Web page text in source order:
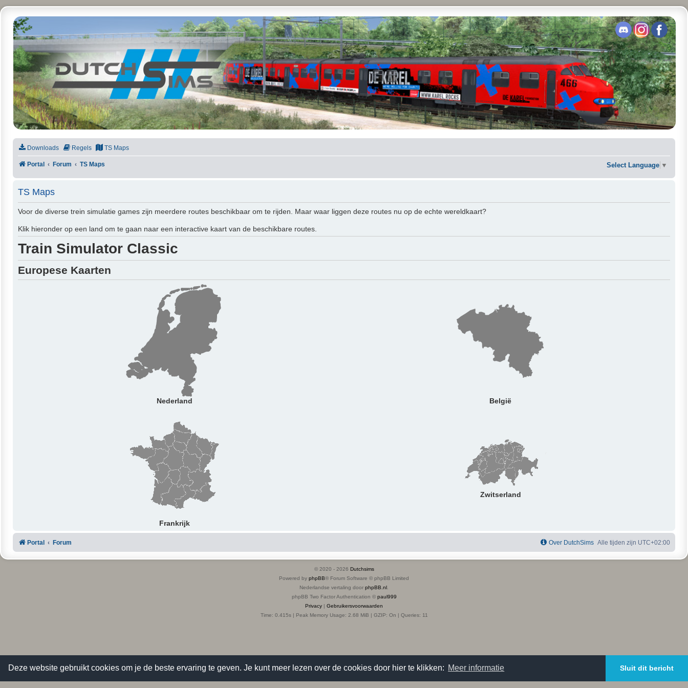
Deze website gebruikt cookies om je de beste ervaring te geven. Je kunt meer lezen over de cookies door hier te klikken: Meer informatie Sluit dit bericht
DutchSims
Downloads Regels TS Maps
Portal Forum TS Maps Select Language ▼
TS Maps
Voor de diverse trein simulatie games zijn meerdere routes beschikbaar om te rijden. Maar waar liggen deze routes nu op de echte wereldkaart?
Klik hieronder op een land om te gaan naar een interactive kaart van de beschikbare routes.
Train Simulator Classic
Europese Kaarten
Nederland België
Frankrijk
Zwitserland
Portal Forum Alle tijden zijn UTC+02:00
Over DutchSims
© 2020 - 2026 Dutchsims
Powered by phpBB® Forum Software © phpBB Limited
Nederlandse vertaling door phpBB.nl
phpBB Two Factor Authentication © paul999
Privacy | Gebruikersvoorwaarden
Time: 0.415s| Peak Memory Usage: 2.68 MiB | GZIP: On | Queries: 11